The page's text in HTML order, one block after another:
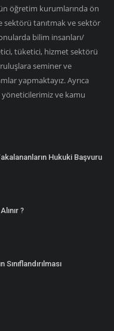
öğretim kurumlarında ön
sektörü tanıtmak ve sektör
bilim insanları/
tüketici, hizmet sektörü
seminer ve
yapmaktayız. Ayrıca
ve kamu
Hukuki Başvuru
?
Sınıflandırılması